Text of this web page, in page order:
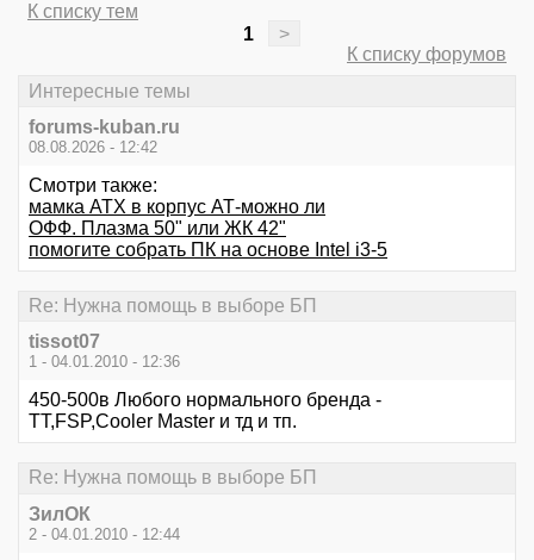
К списку тем
1
>
К списку форумов
Интересные темы
forums-kuban.ru
08.08.2026 - 12:42
Смотри также:
мамка АТХ в корпус АТ-можно ли
ОФФ. Плазма 50" или ЖК 42"
помогите собрать ПК на основе Intel i3-5
Re: Нужна помощь в выборе БП
tissot07
1 - 04.01.2010 - 12:36
450-500в Любого нормального бренда -
ТТ,FSP,Cooler Master и тд и тп.
Re: Нужна помощь в выборе БП
ЗилОК
2 - 04.01.2010 - 12:44